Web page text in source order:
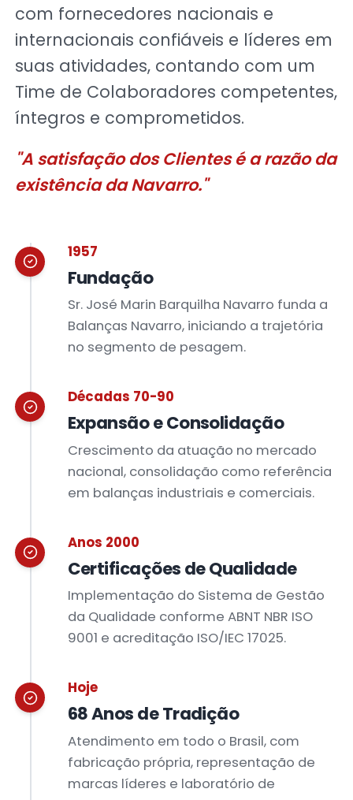
com fornecedores nacionais e
internacionais confiáveis e líderes em
suas atividades, contando com um
Time de Colaboradores competentes,
íntegros e comprometidos.
"A satisfação dos Clientes é a razão da
existência da Navarro."
1957
Fundação
Sr. José Marin Barquilha Navarro funda a
Balanças Navarro, iniciando a trajetória
no segmento de pesagem.
Décadas 70-90
Expansão e Consolidação
Crescimento da atuação no mercado
nacional, consolidação como referência
em balanças industriais e comerciais.
Anos 2000
Certificações de Qualidade
Implementação do Sistema de Gestão
da Qualidade conforme ABNT NBR ISO
9001 e acreditação ISO/IEC 17025.
Hoje
68 Anos de Tradição
Atendimento em todo o Brasil, com
fabricação própria, representação de
marcas líderes e laboratório de